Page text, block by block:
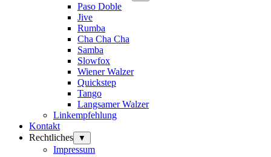
Paso Doble
Jive
Rumba
Cha Cha Cha
Samba
Slowfox
Wiener Walzer
Quickstep
Tango
Langsamer Walzer
Linkempfehlung
Kontakt
Rechtliches
▼
Impressum